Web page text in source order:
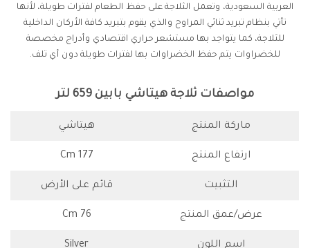
العربية السعودية، وتعمل الثلاجة على حفظ الطعام لفترات طويلة، لأنها
تأتي بنظام تبريد ثنائي المراوح والذي يقوم بتبريد كافة الأركان الداخلية
للثلاجة، كما يتواجد بها مستشعر حراري اقتصادي وأدراج مخصصة
للخضراوات يتم حفظ الخضراوات بها لفترات طويلة دون أي تلف.
مواصفات ثلاجة هيتاشي بابين 659 لتر
ماركة المنتج هيتاشي
ارتفاع المنتج 177 Cm
التثبيت قائم على الأرض
عرض/عمق المنتج 76 Cm
اسم اللون Silver